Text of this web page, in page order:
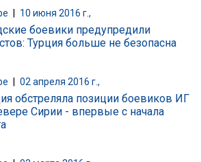
10 июня 2016 г.,
боевики предупредили
Турция больше не безопасна
02 апреля 2016 г.,
обстреляла позиции боевиков ИГ
Сирии - впервые с начала